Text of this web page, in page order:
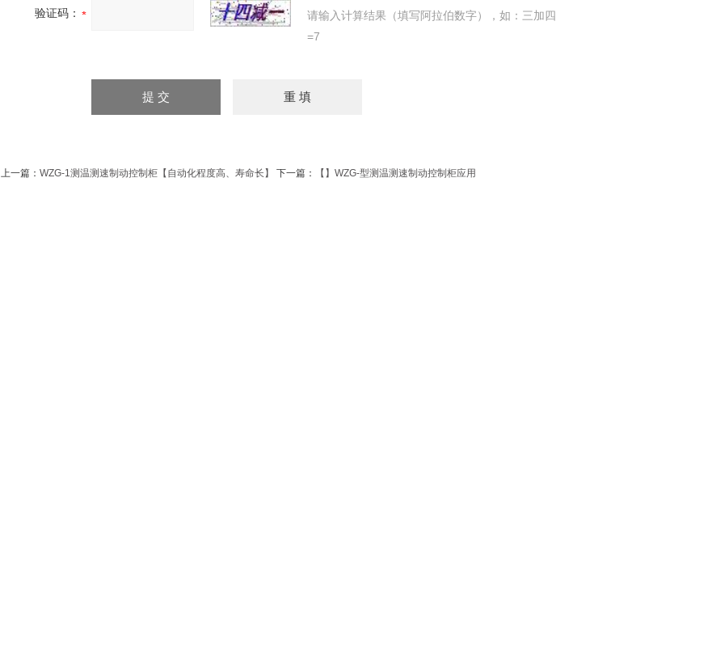
验证码：
请输入计算结果（填写阿拉伯数字），如：三加四
=7
上一篇： WZG-1测温测速制动控制柜【自动化程度高、寿命长】 下一篇： 【】WZG-型测温测速制动控制柜应用